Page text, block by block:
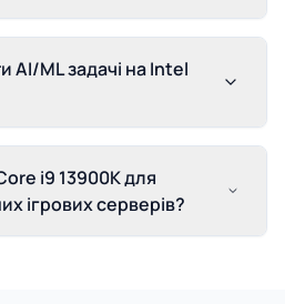
AI/ML задачі на Intel
i9 13900K для
ігрових серверів?